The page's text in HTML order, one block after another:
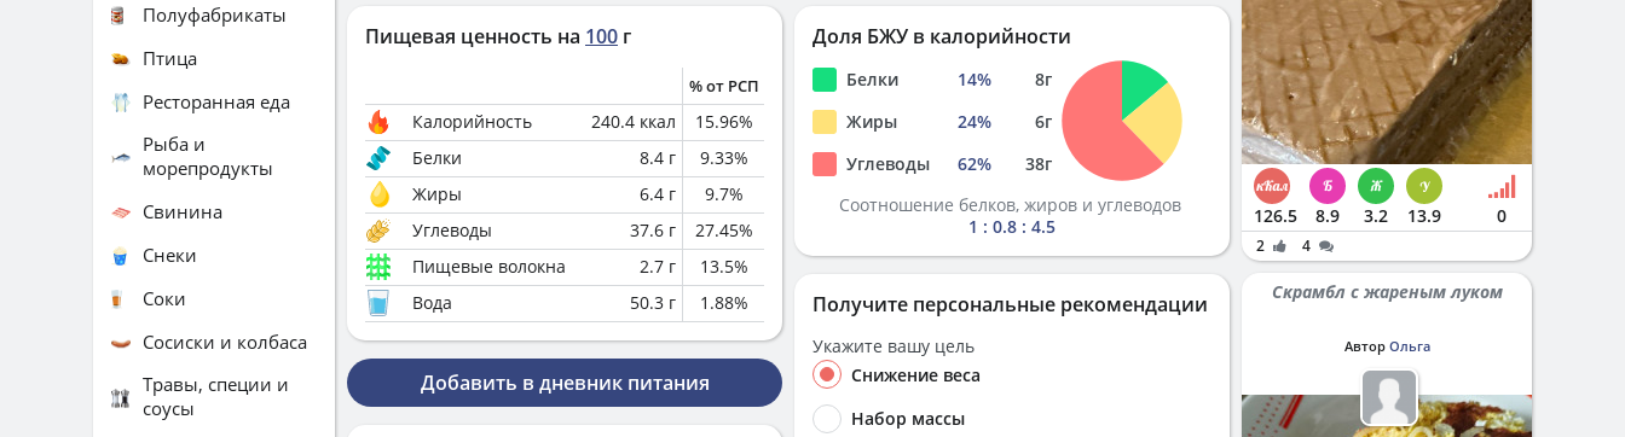
Пищевая ценность на 100 г
% от РСП
Калорийность 240.4 ккал 15.96%
Белки
8.4 г 9.33%
Жиры
6.4 г 9.7%
Углеводы
37.6 г 27.45%
Пищевые волокна
2.7 г 13.5%
Вода
50.3 г 1.88%
Добавить в дневник питания
Доля БЖУ в калорийности
Белки 14% 8г
Жиры
24% 6г
Углеводы
62% 38г
Соотношение белков, жиров и углеводов
1 : 0.8 : 4.5
Получите персональные рекомендации
Укажите вашу цель
Снижение веса
Набор массы
Полуфабрикаты
Птица
Ресторанная еда
Рыба и
морепродукты
Свинина
Снеки
Соки
Сосиски и колбаса
Травы, специи и
соусы
126.5 8.9 3.2 13.9 0
2 4
Скрамбл с жареным луком
Автор Ольга